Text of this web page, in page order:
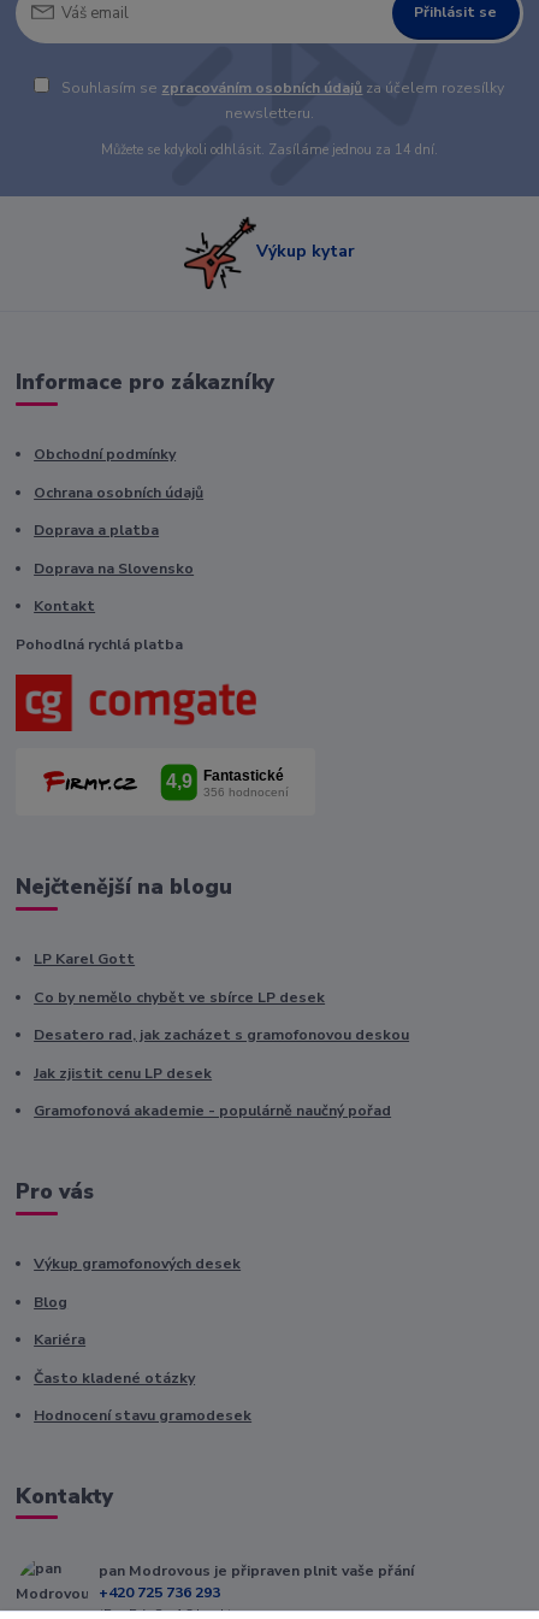
Přihlásit se
Souhlasím se zpracováním osobních údajů za účelem rozesílky
newsletteru.
Můžete se kdykoli odhlásit. Zasíláme jednou za 14 dní.
Výkup kytar
Informace pro zákazníky
Obchodní podmínky
Ochrana osobních údajů
Doprava a platba
Doprava na Slovensko
Kontakt
Pohodlná rychlá platba
Nejčtenější na blogu
LP Karel Gott
Co by nemělo chybět ve sbírce LP desek
Desatero rad, jak zacházet s gramofonovou deskou
Jak zjistit cenu LP desek
Gramofonová akademie - populárně naučný pořad
Pro vás
Výkup gramofonových desek
Blog
Kariéra
Často kladené otázky
Hodnocení stavu gramodesek
Kontakty
pan Modrovous je připraven plnit vaše přání
+420 725 736 293
(Po-Pá, 8 - 16 hod.)